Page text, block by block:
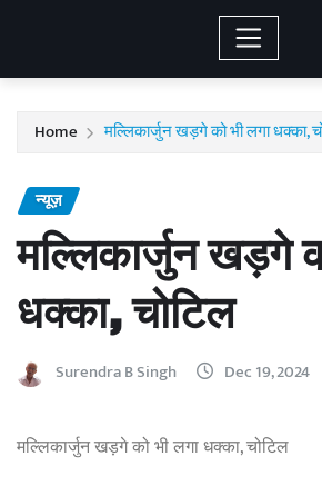
Home मल्लिकार्जुन खड़गे को भी लगा धक्का,
न्यूज़
मल्लिकार्जुन खड़गे
धक्का, चोटिल
Surendra B Singh Dec 19, 2024
मल्लिकार्जुन खड़गे को भी लगा धक्का, चोटिल